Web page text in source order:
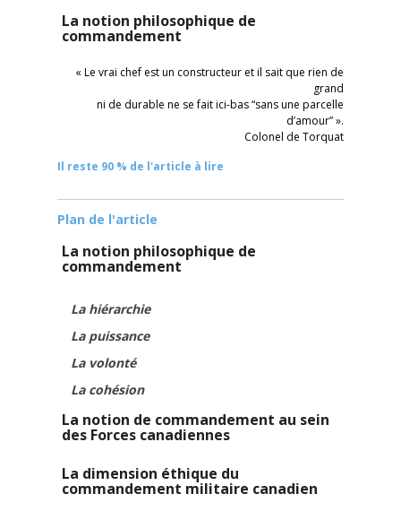
La notion philosophique de
commandement
« Le vrai chef est un constructeur et il sait que rien de
grand
ni de durable ne se fait ici-bas “sans une parcelle
d’amour” ».
Colonel de Torquat
Il reste 90 % de l'article à lire
Plan de l'article
La notion philosophique de
commandement
La hiérarchie
La puissance
La volonté
La cohésion
La notion de commandement au sein
des Forces canadiennes
La dimension éthique du
commandement militaire canadien